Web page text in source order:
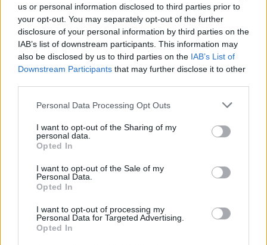
us or personal information disclosed to third parties prior to
your opt-out. You may separately opt-out of the further
disclosure of your personal information by third parties on the
IAB’s list of downstream participants. This information may
also be disclosed by us to third parties on the IAB’s List of
Downstream Participants that may further disclose it to other
Personal Data Processing Opt Outs
I want to opt-out of the Sharing of my
personal data.
Opted In
I want to opt-out of the Sale of my
Personal Data.
Opted In
I want to opt-out of processing my
Personal Data for Targeted Advertising.
Opted In
Η Μόσχα κάνει λόγο για
πολυάριθμες παραβιάσεις
στις αρμενικές
βουλευτικές εκλογές
Τουρκία: Κήρυξε
αρχαιολογικό χώρο το
πεδίο μάχης, όπου ο
Μέγας Αλέξανδρος νίκησε
τους Πέρσες
08/06/2026 - 15:56